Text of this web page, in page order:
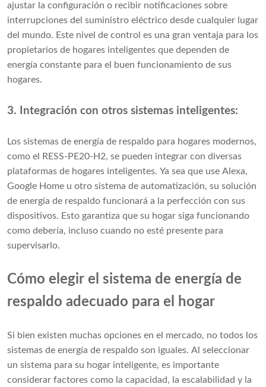
ajustar la configuración o recibir notificaciones sobre
interrupciones del suministro eléctrico desde cualquier lugar
del mundo. Este nivel de control es una gran ventaja para los
propietarios de hogares inteligentes que dependen de
energía constante para el buen funcionamiento de sus
hogares.
3. Integración con otros sistemas inteligentes:
Los sistemas de energía de respaldo para hogares modernos,
como el RESS-PE20-H2, se pueden integrar con diversas
plataformas de hogares inteligentes. Ya sea que use Alexa,
Google Home u otro sistema de automatización, su solución
de energía de respaldo funcionará a la perfección con sus
dispositivos. Esto garantiza que su hogar siga funcionando
como debería, incluso cuando no esté presente para
supervisarlo.
Cómo elegir el sistema de energía de
respaldo adecuado para el hogar
Si bien existen muchas opciones en el mercado, no todos los
sistemas de energía de respaldo son iguales. Al seleccionar
un sistema para su hogar inteligente, es importante
considerar factores como la capacidad, la escalabilidad y la